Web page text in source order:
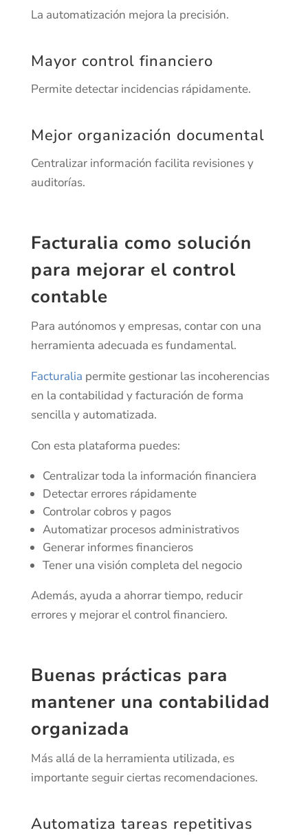
La automatización mejora la precisión.
Mayor control financiero
Permite detectar incidencias rápidamente.
Mejor organización documental
Centralizar información facilita revisiones y
auditorías.
Facturalia como solución
para mejorar el control
contable
Para autónomos y empresas, contar con una
herramienta adecuada es fundamental.
Facturalia permite gestionar las incoherencias
en la contabilidad y facturación de forma
sencilla y automatizada.
Con esta plataforma puedes:
Centralizar toda la información financiera
Detectar errores rápidamente
Controlar cobros y pagos
Automatizar procesos administrativos
Generar informes financieros
Tener una visión completa del negocio
Además, ayuda a ahorrar tiempo, reducir
errores y mejorar el control financiero.
Buenas prácticas para
mantener una contabilidad
organizada
Más allá de la herramienta utilizada, es
importante seguir ciertas recomendaciones.
Automatiza tareas repetitivas